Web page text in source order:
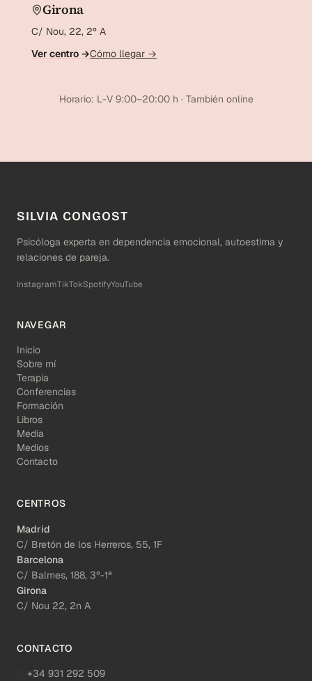
Girona
C/ Nou, 22, 2º A
Ver centro →Cómo llegar →
Horario: L-V 9:00–20:00 h · También online
SILVIA CONGOST
Psicóloga experta en dependencia emocional, autoestima y
relaciones de pareja.
InstagramTikTokSpotifyYouTube
NAVEGAR
Inicio
Sobre mí
Terapia
Conferencias
Formación
Libros
Media
Medios
Contacto
CENTROS
Madrid
C/ Bretón de los Herreros, 55, 1F
Barcelona
C/ Balmes, 188, 3º-1ª
Girona
C/ Nou 22, 2n A
CONTACTO
+34 931 292 509